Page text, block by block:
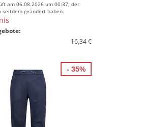
am 06.08.2026 um 00:37; der
seitdem geändert haben.
16,34 €
- 35%